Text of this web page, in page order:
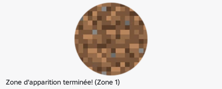
Zone d'apparition terminée! (Zone 1)